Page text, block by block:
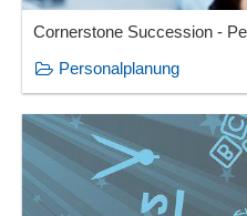
Cornerstone Succession -
Personalplanung